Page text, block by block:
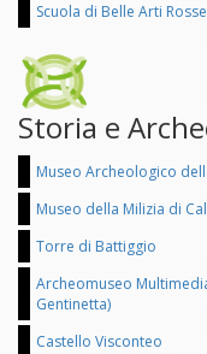
Scuola di Belle Arti
Storia e
Museo Archeologico
Museo della Milizia di
Torre di Battiggio
Archeomuseo
Gentinetta)
Castello Visconteo